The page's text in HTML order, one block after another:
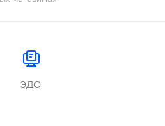
ЭДО